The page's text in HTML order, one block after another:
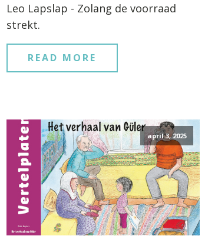
Leo Lapslap - Zolang de voorraad
strekt.
READ MORE
april 3, 2025